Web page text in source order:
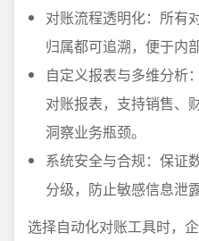
对账流程透明化：所有
归属都可追溯，便于内
自定义报表与多维分析
对账报表，支持销售、
洞察业务瓶颈。
系统安全与合规：保证
分级，防止敏感信息泄露
选择自动化对账工具时，